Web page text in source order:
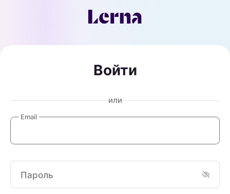
Войти
или
Email
Пароль